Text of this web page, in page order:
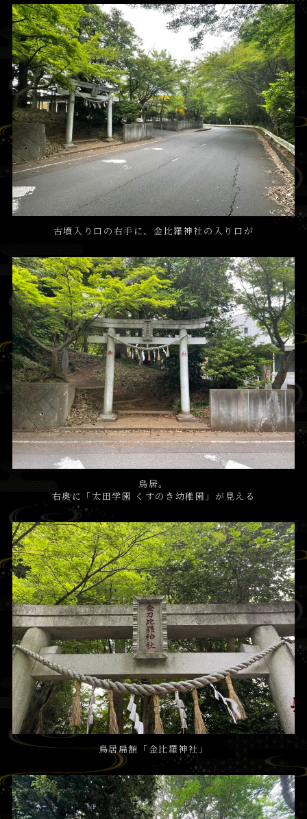
古墳入り口の右手に、金比羅神社の入り口が
鳥居。
右奥に「太田学園 くすのき幼稚園」が見える
鳥居扁額「金比羅神社」